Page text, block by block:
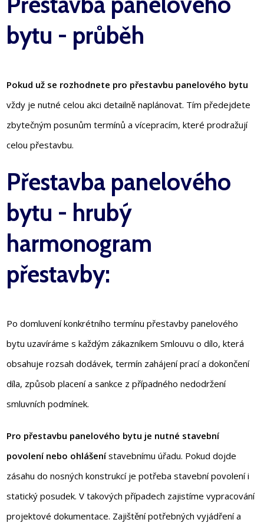
bytu - průběh
Pokud už se rozhodnete pro přestavbu panelového bytu
vždy je nutné celou akci detailně naplánovat. Tím předejdete
zbytečným posunům termínů a vícepracím, které prodražují
celou přestavbu.
Přestavba panelového
bytu - hrubý
harmonogram
přestavby:
Po domluvení konkrétního termínu přestavby panelového
bytu uzavíráme s každým zákazníkem Smlouvu o dílo, která
obsahuje rozsah dodávek, termín zahájení prací a dokončení
díla, způsob placení a sankce z případného nedodržení
smluvních podmínek.
Pro přestavbu panelového bytu je nutné stavební
povolení nebo ohlášenístavebnímu úřadu. Pokud dojde
zásahu do nosných konstrukcí je potřeba stavební povolení i
statický posudek. V takových případech zajistíme vypracování
projektové dokumentace. Zajištění potřebných vyjádření a